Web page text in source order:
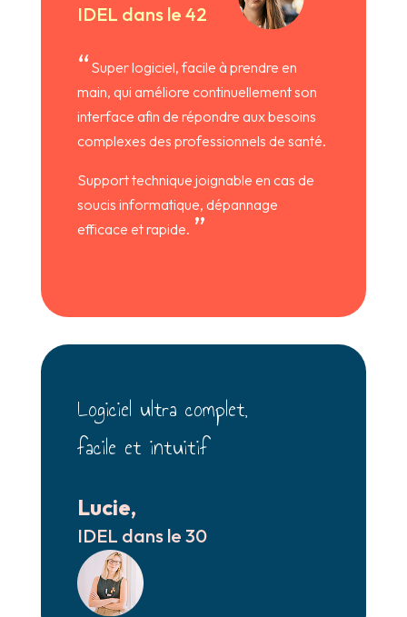
IDEL dans le 42
“ Super logiciel, facile à prendre en
main, qui améliore continuellement son
interface afin de répondre aux besoins
complexes des professionnels de santé.
Support technique joignable en cas de
soucis informatique, dépannage
efficace et rapide. ”
Logiciel ultra complet,
facile et intuitif
Lucie,
IDEL dans le 30